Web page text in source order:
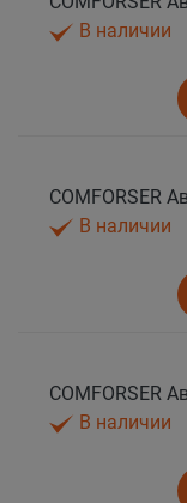
В наличии
В наличии
В наличии